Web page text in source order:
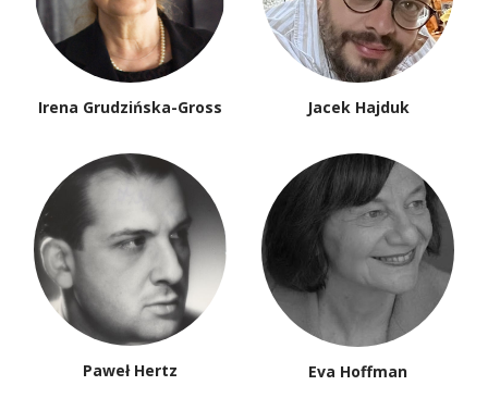
Irena Grudzińska-Gross Jacek Hajduk
Paweł Hertz Eva Hoffman